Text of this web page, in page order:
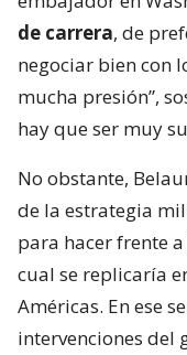
de carrera, de
negociar bien con
mucha presión”,
hay que ser muy
No obstante,
de la estrategia
para hacer frente
cual se replicaría
Américas. En ese
intervenciones del